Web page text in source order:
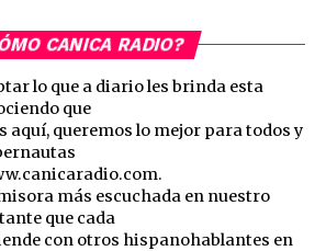
CANICA RADIO?
lo que a diario les brinda esta
que
aquí, queremos lo mejor para todos y
más escuchada en nuestro
que cada
con otros hispanohablantes en